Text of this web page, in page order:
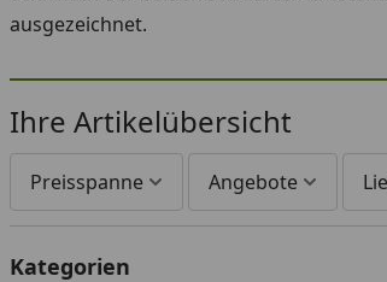
ausgezeichnet.
Ihre Artikelübersicht
Preisspanne Angebote
Kategorien